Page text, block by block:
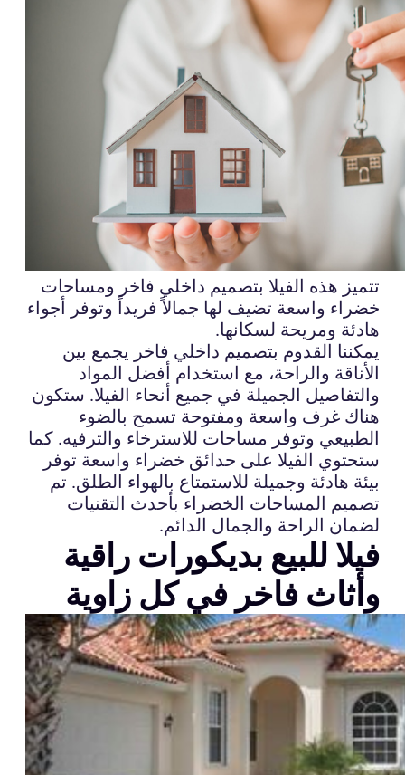
تتميز هذه الفيلا بتصميم داخلي فاخر ومساحات
خضراء واسعة تضيف لها جمالاً فريداً وتوفر أجواء
هادئة ومريحة لسكانها.
يمكننا القدوم بتصميم داخلي فاخر يجمع بين
الأناقة والراحة، مع استخدام أفضل المواد
والتفاصيل الجميلة في جميع أنحاء الفيلا. ستكون
هناك غرف واسعة ومفتوحة تسمح بالضوء
الطبيعي وتوفر مساحات للاسترخاء والترفيه. كما
ستحتوي الفيلا على حدائق خضراء واسعة توفر
بيئة هادئة وجميلة للاستمتاع بالهواء الطلق. تم
تصميم المساحات الخضراء بأحدث التقنيات
لضمان الراحة والجمال الدائم.
فيلا للبيع بديكورات راقية
وأثاث فاخر في كل زاوية